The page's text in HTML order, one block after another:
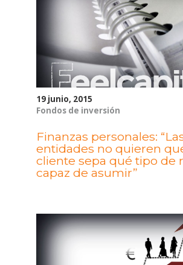
19 junio, 2015
Fondos de inversión
Finanzas personales:
entidades no quieren
cliente sepa qué tipo de
capaz de asumir”